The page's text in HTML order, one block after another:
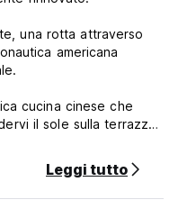
una rotta attraverso
americana
cucina cinese che
il sole sulla terrazza
una selezione di
Erdinger, e
Leggi tutto